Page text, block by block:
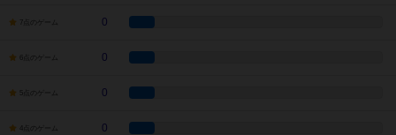
7点のゲーム 0
6点のゲーム 0
5点のゲーム 0
4点のゲーム 0